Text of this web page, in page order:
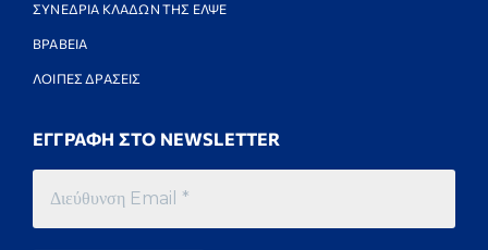
ΣΥΝΕΔΡΙΑ ΚΛΑΔΩΝ ΤΗΣ ΕΛΨΕ
ΒΡΑΒΕΙΑ
ΛΟΙΠΕΣ ΔΡΑΣΕΙΣ
ΕΓΓΡΑΦΗ ΣΤΟ NEWSLETTER